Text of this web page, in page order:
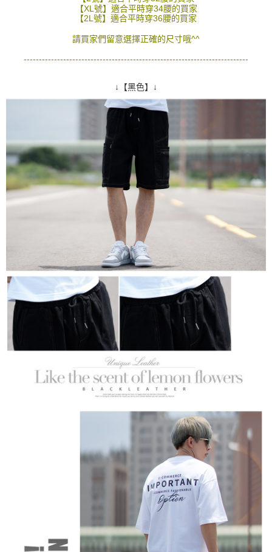
ATM／網路銀行／等多元方式進行付款，方視為交易完成。
※ 請注意：結帳手續完成當下不需立刻繳費，但若您需要取消訂單，請聯絡
購買商品的店家。未經商家同意取消之訂單仍視為有效，需透過AFTEE先享
後付繳納相關費用。
【注意事項】
１．透過由恩沛科技股份有限公司提供之「AFTEE先享後付」服務完成之交
易，需依本服務之必要範圍內提供個人資料，並將交易相關給付款項請求債
權轉讓予恩沛科技股份有限公司。
２．關於個人資料處理事宜，請瀏覽以下網址：
https://aftee.tw/terms/#terms3
３．未成年的使用者請事先徵得法定代理人或監護人之同意方可使用
「AFTEE先享後付」，若未經同意申辦者引起之損失，本公司不負相關責
任。
４．使用「AFTEE先享後付」時，將依據個別帳號之用戶狀況，依本公司即
時審查核予不同之上限額度；若仍有額度不足之情形，本公司將視審查結果
５．嚴禁一人註冊多個帳號或使用他人資訊註冊。若發現惡意使用之情形，
恩沛科技股份有限公司將有權停止該用戶之使用額度並採取法律行動。
每筆NT$80，滿NT$1,800(含以上)免運費
每筆NT$120，滿NT$3,000(含以上)免運費
【XL號】適合平時穿34腰的買家
【2L號】適合平時穿36腰的買家
請買家們留意選擇正確的尺寸哦^^
--------------------------------------------------------------------------
↓【黑色】↓